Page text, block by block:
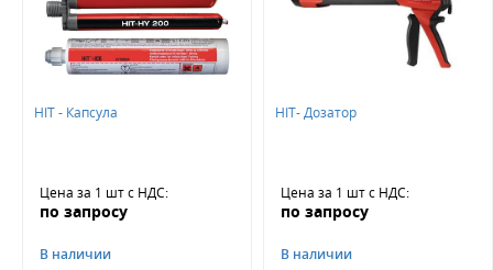
Не нашли ничего подходящего?
HIT - Капсула
Цена за 1 штс НДС:
по запросу
В наличии
HIT- Дозатор
Цена за 1 штс НДС:
по запросу
В наличии